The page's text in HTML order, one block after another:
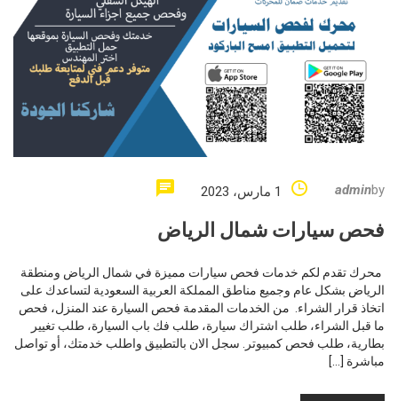
by
admin 1 مارس، 2023
فحص سيارات شمال الرياض
​​ محرك تقدم لكم خدمات فحص سيارات مميزة في شمال الرياض ومنطقة
الرياض بشكل عام وجميع مناطق المملكة العربية السعودية لتساعدك على
اتخاذ قرار الشراء. من الخدمات المقدمة فحص السيارة عند المنزل، فحص
ما قبل الشراء، طلب اشتراك سيارة، طلب فك باب السيارة، طلب تغيير
بطارية، طلب فحص كمبيوتر. سجل الان بالتطبيق واطلب خدمتك، أو تواصل
مباشرة […]